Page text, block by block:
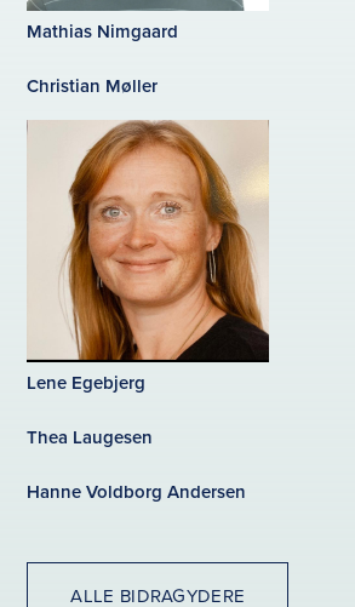
Mathias Nimgaard
Christian Møller
Lene Egebjerg
Thea Laugesen
Hanne Voldborg Andersen
ALLE BIDRAGYDERE